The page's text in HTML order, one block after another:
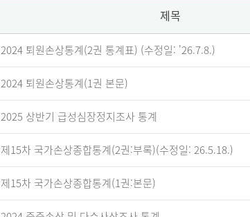
제목
2024 퇴원손상통계(2권 통계표) (수정일: '26.7.8.)
2024 퇴원손상통계(1권 본문)
2025 상반기 급성심장정지조사 통계
제15차 국가손상종합통계(2권:부록)(수정일: 26.5.18.)
제15차 국가손상종합통계(1권:본문)